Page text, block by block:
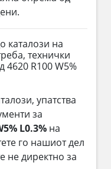
каталози на
технички
4620 R100 W5%
упатства
за
L0.3% на
го нашиот дел
не директно за